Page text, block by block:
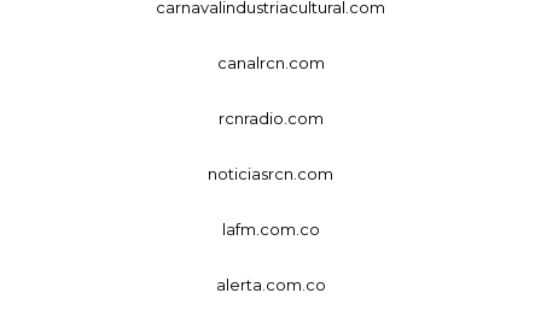
carnavalindustriacultural.com
canalrcn.com
rcnradio.com
noticiasrcn.com
lafm.com.co
alerta.com.co